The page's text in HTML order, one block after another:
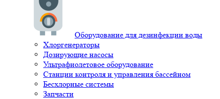
Оборудование для дезинфекции воды
Хлоргенераторы
Дозирующие насосы
Ультрафиолетовое оборудование
Станции контроля и управления бассейном
Бесхлорные системы
Запчасти